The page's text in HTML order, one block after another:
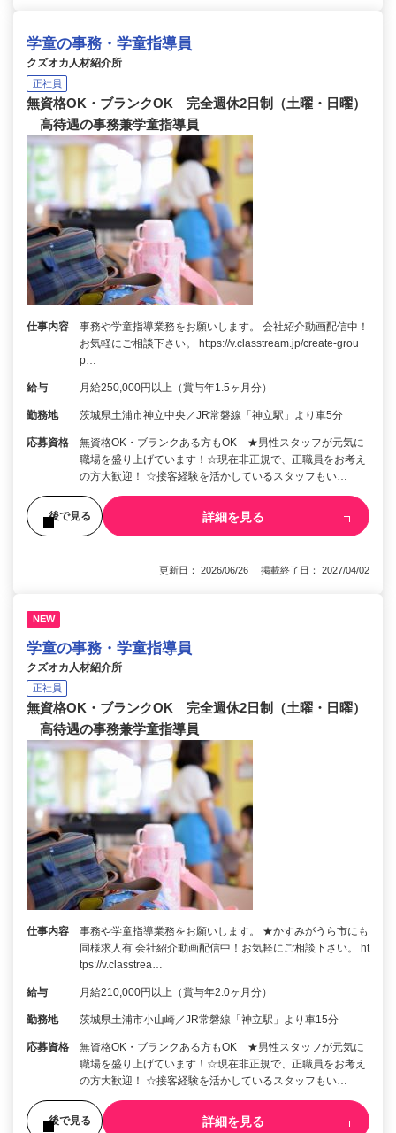
学童の事務・学童指導員
クズオカ人材紹介所
正社員
無資格OK・ブランクOK 完全週休2日制（土曜・日曜）
高待遇の事務兼学童指導員
仕事内容
事務や学童指導業務をお願いします。 会社紹介動画配信中！
お気軽にご相談下さい。 https://v.classtream.jp/create-grou
p…
給与 月給250,000円以上（賞与年1.5ヶ月分）
勤務地 茨城県土浦市神立中央／JR常磐線「神立駅」より車5分
応募資格
無資格OK・ブランクある方もOK ★男性スタッフが元気に
職場を盛り上げています！☆現在非正規で、正職員をお考え
の方大歓迎！ ☆接客経験を活かしているスタッフもい…
後で見る 詳細を見る
更新日： 2026/06/26 掲載終了日： 2027/04/02
NEW
学童の事務・学童指導員
クズオカ人材紹介所
正社員
無資格OK・ブランクOK 完全週休2日制（土曜・日曜）
高待遇の事務兼学童指導員
仕事内容
事務や学童指導業務をお願いします。 ★かすみがうら市にも
同様求人有 会社紹介動画配信中！お気軽にご相談下さい。 ht
tps://v.classtrea…
給与 月給210,000円以上（賞与年2.0ヶ月分）
勤務地 茨城県土浦市小山崎／JR常磐線「神立駅」より車15分
応募資格
無資格OK・ブランクある方もOK ★男性スタッフが元気に
職場を盛り上げています！☆現在非正規で、正職員をお考え
の方大歓迎！ ☆接客経験を活かしているスタッフもい…
後で見る 詳細を見る